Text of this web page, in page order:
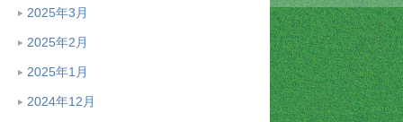
2025年3月
2025年2月
2025年1月
2024年12月